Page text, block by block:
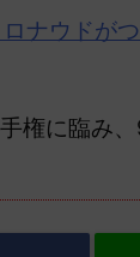
ロナウドが
権に臨み